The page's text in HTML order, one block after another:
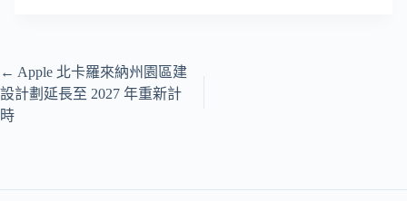
← Apple 北卡羅來納州園區建
設計劃延長至 2027 年重新計
時